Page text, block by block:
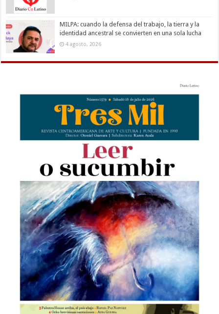
MILPA: cuando la defensa del trabajo, la tierra y la
identidad ancestral se convierten en una sola lucha
4 agosto, 2026